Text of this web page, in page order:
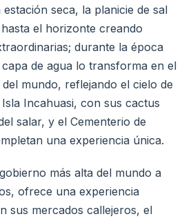
seca, la planicie de sal
el horizonte creando
durante la época
de agua lo transforma en el
mundo, reflejando el cielo de
Incahuasi, con sus cactus
salar, y el Cementerio de
una experiencia única.
más alta del mundo a
ofrece una experiencia
sus mercados callejeros, el